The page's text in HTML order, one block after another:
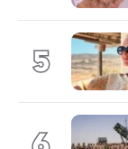
5